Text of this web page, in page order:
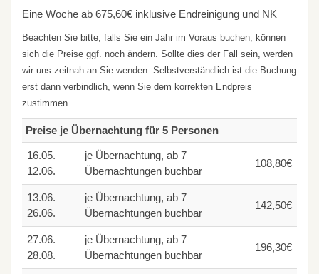
Eine Woche ab 675,60€ inklusive Endreinigung und NK
Beachten Sie bitte, falls Sie ein Jahr im Voraus buchen, können
sich die Preise ggf. noch ändern. Sollte dies der Fall sein, werden
wir uns zeitnah an Sie wenden. Selbstverständlich ist die Buchung
erst dann verbindlich, wenn Sie dem korrekten Endpreis
zustimmen.
Preise je Übernachtung für 5 Personen
16.05. –
12.06.
je Übernachtung, ab 7
Übernachtungen buchbar
108,80€
13.06. –
26.06.
je Übernachtung, ab 7
Übernachtungen buchbar
142,50€
27.06. –
28.08.
je Übernachtung, ab 7
Übernachtungen buchbar
196,30€